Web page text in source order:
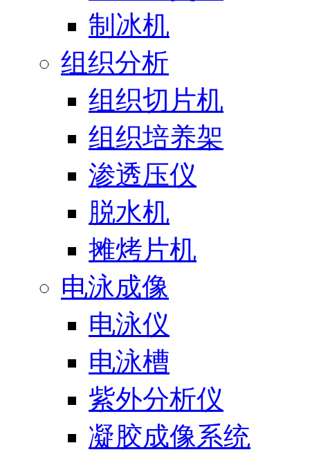
制冰机
组织分析
组织切片机
组织培养架
渗透压仪
脱水机
摊烤片机
电泳成像
电泳仪
电泳槽
紫外分析仪
凝胶成像系统